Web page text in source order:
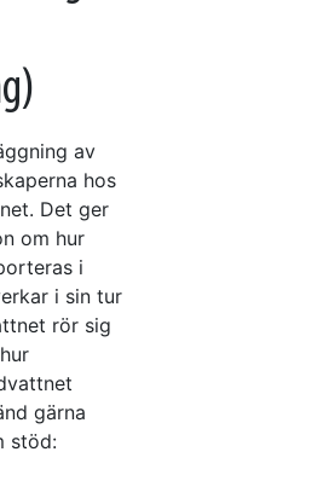
av
hos
Det ger
om hur
i
i sin tur
rör sig
gärna
stöd: